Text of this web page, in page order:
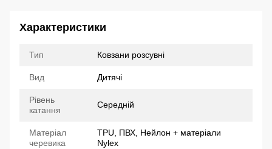
Характеристики
Тип Ковзани розсувні
Вид Дитячі
Рівень
катання
Середній
Матеріал
черевика
TPU, ПВХ, Нейлон + матеріали
Nylex